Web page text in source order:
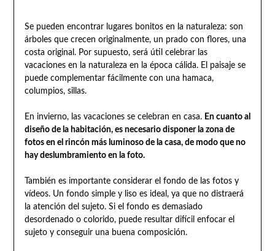
Se pueden encontrar lugares bonitos en la naturaleza: son
árboles que crecen originalmente, un prado con flores, una
costa original. Por supuesto, será útil celebrar las
vacaciones en la naturaleza en la época cálida. El paisaje se
puede complementar fácilmente con una hamaca,
columpios, sillas.
En invierno, las vacaciones se celebran en casa. En cuanto al
diseño de la habitación, es necesario disponer la zona de
fotos en el rincón más luminoso de la casa, de modo que no
hay deslumbramiento en la foto.
También es importante considerar el fondo de las fotos y
vídeos. Un fondo simple y liso es ideal, ya que no distraerá
la atención del sujeto. Si el fondo es demasiado
desordenado o colorido, puede resultar difícil enfocar el
sujeto y conseguir una buena composición.